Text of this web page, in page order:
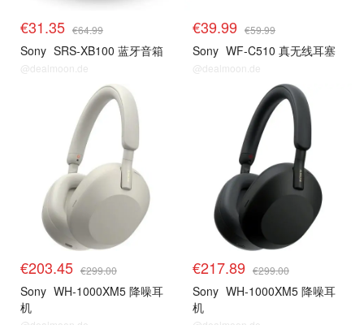
€31.35 €64.99
Sony SRS-XB100 蓝牙音箱
@dealmoon.de
€39.99 €59.99
Sony WF-C510 真无线耳塞
@dealmoon.de
€203.45 €299.00
Sony WH-1000XM5 降噪耳
机
€217.89 €299.00
Sony WH-1000XM5 降噪耳
机